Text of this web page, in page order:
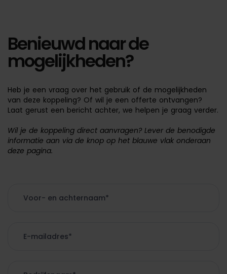
Benieuwd naar de
mogelijkheden?
Heb je een vraag over het gebruik of de mogelijkheden
van deze koppeling? Of wil je een offerte ontvangen?
Laat gerust een bericht achter, we helpen je graag verder.
Wil je de koppeling direct aanvragen? Lever de benodigde
informatie aan via de knop op het blauwe vlak onderaan
deze pagina.